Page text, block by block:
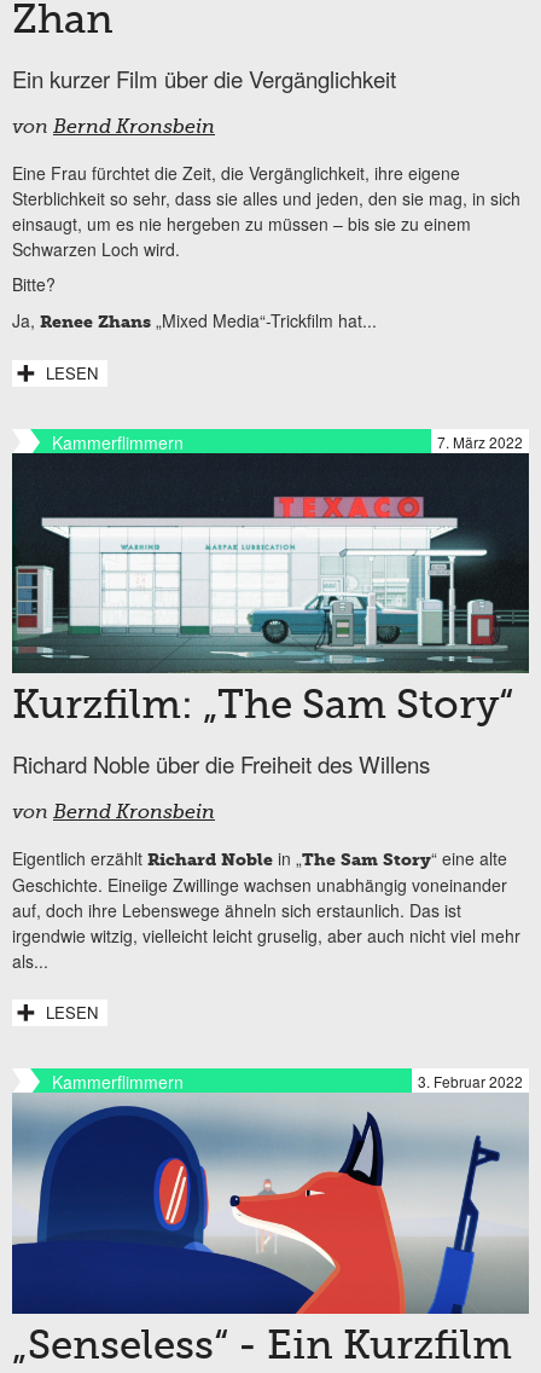
Zhan
Ein kurzer Film über die Vergänglichkeit
von Bernd Kronsbein
Eine Frau fürchtet die Zeit, die Vergänglichkeit, ihre eigene
Sterblichkeit so sehr, dass sie alles und jeden, den sie mag, in sich
einsaugt, um es nie hergeben zu müssen – bis sie zu einem
Schwarzen Loch wird.
Bitte?
Ja, Renee Zhans „Mixed Media“-Trickfilm hat...
LESEN
Kammerflimmern 7. März 2022
Kurzfilm: „The Sam Story“
Richard Noble über die Freiheit des Willens
von Bernd Kronsbein
Eigentlich erzählt Richard Noble in „The Sam Story“ eine alte
Geschichte. Eineiige Zwillinge wachsen unabhängig voneinander
auf, doch ihre Lebenswege ähneln sich erstaunlich. Das ist
irgendwie witzig, vielleicht leicht gruselig, aber auch nicht viel mehr
als...
LESEN
Kammerflimmern 3. Februar 2022
„Senseless“ - Ein Kurzfilm